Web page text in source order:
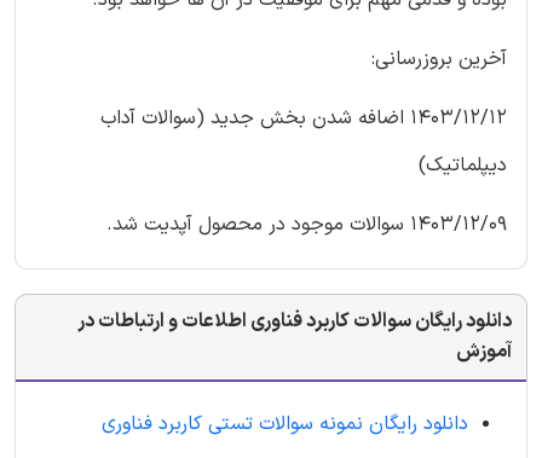
آخرین بروزرسانی:
1403/12/12 اضافه شدن بخش جدید (سوالات آداب
دیپلماتیک)
1403/12/09 سوالات موجود در محصول آپدیت شد.
دانلود رایگان سوالات کاربرد فناوری اطلاعات و ارتباطات در
آموزش
دانلود رایگان نمونه سوالات تستی کاربرد فناوری